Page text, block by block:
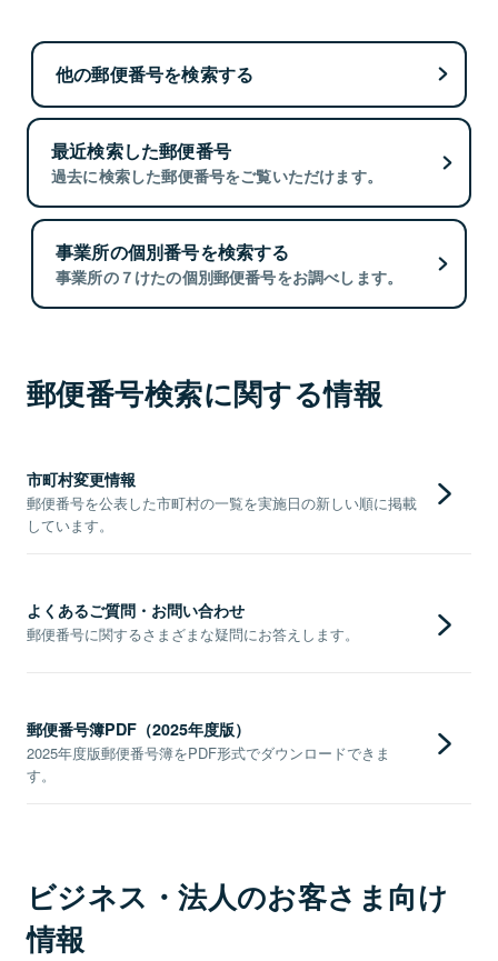
他の郵便番号を検索する
最近検索した郵便番号
過去に検索した郵便番号をご覧いただけます。
事業所の個別番号を検索する
事業所の７けたの個別郵便番号をお調べします。
郵便番号検索に関する情報
市町村変更情報
郵便番号を公表した市町村の一覧を実施日の新しい順に掲載
しています。
よくあるご質問・お問い合わせ
郵便番号に関するさまざまな疑問にお答えします。
郵便番号簿PDF（2025年度版）
2025年度版郵便番号簿をPDF形式でダウンロードできま
す。
ビジネス・法人のお客さま向け
情報